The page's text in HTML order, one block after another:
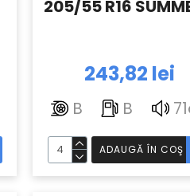
205/55 R16
243,82 lei
B B
ADAUGĂ ÎN COŞ